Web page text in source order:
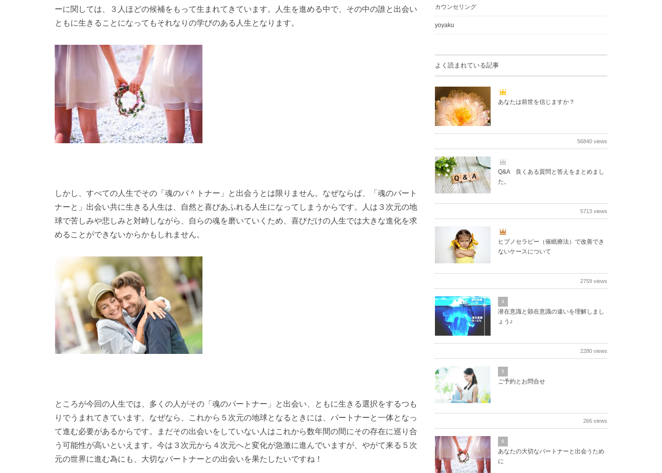
ーに関しては、３人ほどの候補をもって生まれてきています。人生を進める中で、その中の誰と出会い
ともに生きることになってもそれなりの学びのある人生となります。
しかし、すべての人生でその「魂のパ＾トナー」と出会うとは限りません。なぜならば、「魂のパート
ナーと」出会い共に生きる人生は、自然と喜びあふれる人生になってしまうからです。人は３次元の地
球で苦しみや悲しみと対峙しながら、自らの魂を磨いていくため、喜びだけの人生では大きな進化を求
めることができないからかもしれません。
ところが今回の人生では、多くの人がその「魂のパートナー」と出会い、ともに生きる選択をするつも
りでうまれてきています。なぜなら、これから５次元の地球となるときには、パートナーと一体となっ
て進む必要があるからです。まだその出会いをしていない人はこれから数年間の間にその存在に巡り合
う可能性が高いといえます。今は３次元から４次元へと変化が急激に進んでいますが、やがて来る５次
元の世界に進む為にも、大切なパートナーとの出会いを果たしたいですね！
カウンセリング
yoyaku
よく読まれている記事
あなたは前世を信じますか？
56840 views
Q&A 良くある質問と答えをまとめまし
た。
5713 views
ヒプノセラピー（催眠療法）で改善でき
ないケースについて
2759 views
4
潜在意識と顕在意識の違いを理解しまし
ょう♪
2280 views
5
ご予約とお問合せ
266 views
6
あなたの大切なパートナーと出会うため
に